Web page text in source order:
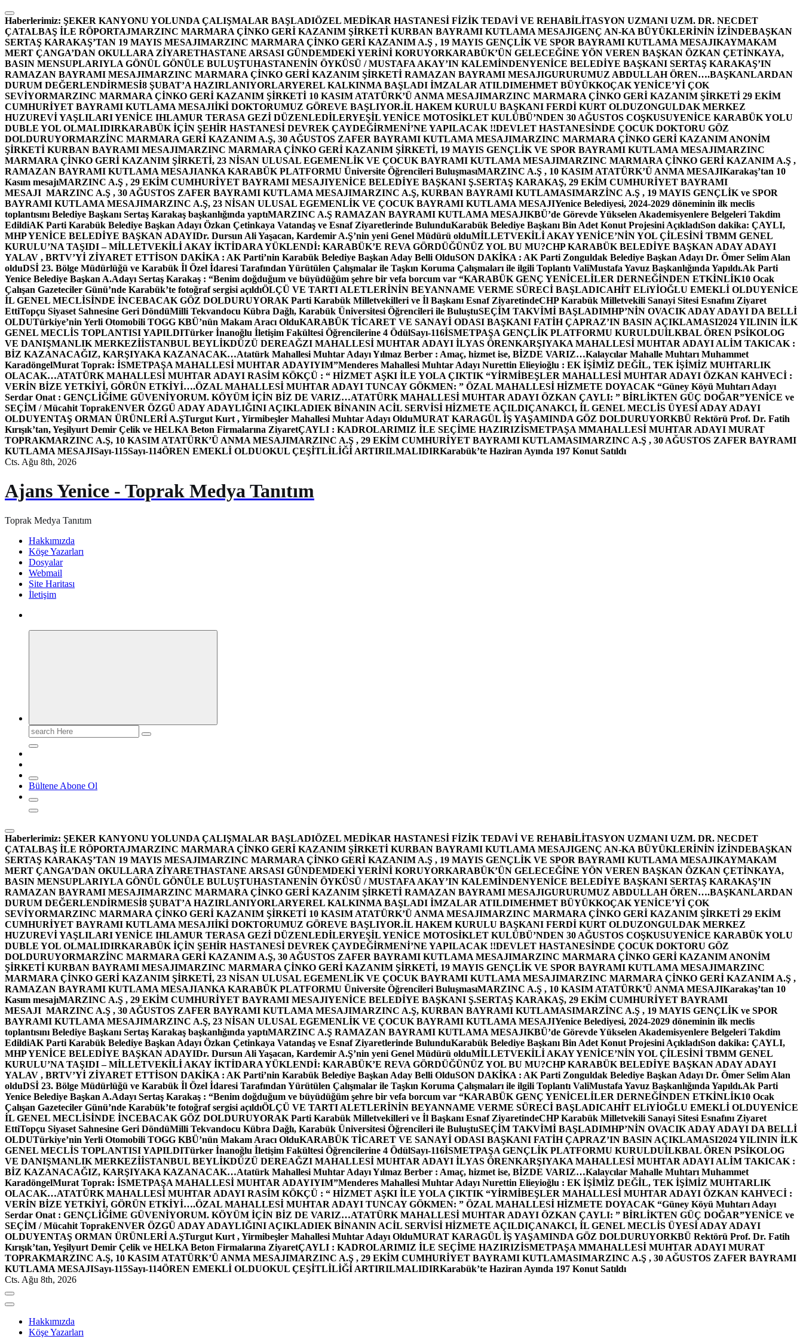
İçeriğe
atla
Haberlerimiz: ŞEKER KANYONU YOLUNDA ÇALIŞMALAR BAŞLADIÖZEL MEDİKAR HASTANESİ FİZİK TEDAVİ VE REHABİLİTASYON UZMANI UZM. DR. NECDET
ÇATALBAŞ İLE RÖPORTAJMARZINC MARMARA ÇİNKO GERİ KAZANIM ŞİRKETİ KURBAN BAYRAMI KUTLAMA MESAJIGENÇ AN-KA BÜYÜKLERİNİN İZİNDEBAŞKAN
SERTAŞ KARAKAŞ’TAN 19 MAYIS MESAJIMARZINC MARMARA ÇİNKO GERİ KAZANIM A.Ş , 19 MAYIS GENÇLİK VE SPOR BAYRAMI KUTLAMA MESAJIKAYMAKAM
MERT ÇANGA’DAN OKULLARA ZİYARETHASTANE ARSASI GÜNDEMDEKİ YERİNİ KORUYORKARABÜK’ÜN GELECEĞİNE YÖN VEREN BAŞKAN ÖZKAN ÇETİNKAYA,
BASIN MENSUPLARIYLA GÖNÜL GÖNÜLE BULUŞTUHASTANENİN ÖYKÜSÜ / MUSTAFA AKAY’IN KALEMİNDENYENİCE BELEDİYE BAŞKANI SERTAŞ KARAKAŞ’IN
RAMAZAN BAYRAMI MESAJIMARZINC MARMARA ÇİNKO GERİ KAZANIM ŞİRKETİ RAMAZAN BAYRAMI MESAJIGURURUMUZ ABDULLAH ÖREN….BAŞKANLARDAN
DURUM DEĞERLENDİRMESİ8 ŞUBAT’A HAZIRLANIYORLARYEREL KALKINMA BAŞLADI İMZALAR ATILDIMEHMET BÜYÜKKOÇAK YENİCE’Yİ ÇOK
SEVİYORMARZINC MARMARA ÇİNKO GERİ KAZANIM ŞİRKETİ 10 KASIM ATATÜRK’Ü ANMA MESAJIMARZINC MARMARA ÇİNKO GERİ KAZANIM ŞİRKETİ 29 EKİM
CUMHURİYET BAYRAMI KUTLAMA MESAJIİKİ DOKTORUMUZ GÖREVE BAŞLIYOR.İL HAKEM KURULU BAŞKANI FERDİ KURT OLDUZONGULDAK MERKEZ
HUZUREVİ YAŞLILARI YENİCE IHLAMUR TERASA GEZİ DÜZENLEDİLERYEŞİL YENİCE MOTOSİKLET KULÜBÜ’NDEN 30 AĞUSTOS COŞKUSUYENİCE KARABÜK YOLU
DUBLE YOL OLMALIDIRKARABÜK İÇİN ŞEHİR HASTANESİ DEVREK ÇAYDEĞİRMENİ’NE YAPILACAK !!DEVLET HASTANESİNDE ÇOCUK DOKTORU GÖZ
DOLDURUYORMARZİNC MARMARA GERİ KAZANIM A.Ş, 30 AĞUSTOS ZAFER BAYRAMI KUTLAMA MESAJIMARZINC MARMARA ÇİNKO GERİ KAZANIM ANONİM
ŞİRKETİ KURBAN BAYRAMI MESAJIMARZINC MARMARA ÇİNKO GERİ KAZANIM ŞİRKETİ, 19 MAYIS GENÇLİK VE SPOR BAYRAMI KUTLAMA MESAJIMARZINC
MARMARA ÇİNKO GERİ KAZANIM ŞİRKETİ, 23 NİSAN ULUSAL EGEMENLİK VE ÇOCUK BAYRAMI KUTLAMA MESAJIMARZINC MARMARA ÇİNKO GERİ KAZANIM A.Ş ,
RAMAZAN BAYRAMI KUTLAMA MESAJIANKA KARABÜK PLATFORMU Üniversite Öğrencileri BuluşmasıMARZINC A.Ş , 10 KASIM ATATÜRK’Ü ANMA MESAJIKarakaş’tan 10
Kasım mesajıMARZINC A.Ş , 29 EKİM CUMHURİYET BAYRAMI MESAJIYENİCE BELEDİYE BAŞKANI Ş.SERTAŞ KARAKAŞ, 29 EKİM CUMHURİYET BAYRAMI
MESAJI MARZINC A.Ş , 30 AĞUSTOS ZAFER BAYRAMI KUTLAMA MESAJIMARZINC A.Ş, KURBAN BAYRAMI KUTLAMASIMARZİNC A.Ş , 19 MAYIS GENÇLİK ve SPOR
BAYRAMI KUTLAMA MESAJIMARZINC A.Ş, 23 NİSAN ULUSAL EGEMENLİK VE ÇOCUK BAYRAMI KUTLAMA MESAJIYenice Belediyesi, 2024-2029 döneminin ilk meclis
toplantısını Belediye Başkanı Sertaş Karakaş başkanlığında yaptıMARZINC A.Ş RAMAZAN BAYRAMI KUTLAMA MESAJIKBÜ’de Görevde Yükselen Akademisyenlere Belgeleri Takdim
EdildiAK Parti Karabük Belediye Başkan Adayı Özkan Çetinkaya Vatandaş ve Esnaf Ziyaretlerinde BulunduKarabük Belediye Başkanı Bin Adet Konut Projesini AçıkladıSon dakika: ÇAYLI,
MHP YENİCE BELEDİYE BAŞKAN ADAYIDr. Dursun Ali Yaşacan, Kardemir A.Ş’nin yeni Genel Müdürü olduMİLLETVEKİLİ AKAY YENİCE’NİN YOL ÇİLESİNİ TBMM GENEL
KURULU’NA TAŞIDI – MİLLETVEKİLİ AKAY İKTİDARA YÜKLENDİ: KARABÜK’E REVA GÖRDÜĞÜNÜZ YOL BU MU?CHP KARABÜK BELEDİYE BAŞKAN ADAY ADAYI
YALAV , BRTV’Yİ ZİYARET ETTİSON DAKİKA : AK Parti’nin Karabük Belediye Başkan Aday Belli OlduSON DAKİKA : AK Parti Zonguldak Belediye Başkan Adayı Dr. Ömer Selim Alan
olduDSİ 23. Bölge Müdürlüğü ve Karabük İl Özel İdaresi Tarafından Yürütülen Çalışmalar ile Taşkın Koruma Çalışmaları ile ilgili Toplantı ValiMustafa Yavuz Başkanlığında Yapıldı.Ak Parti
Yenice Belediye Başkan A.Adayı Sertaş Karakaş : “Benim doğduğum ve büyüdüğüm şehre bir vefa borcum var “KARABÜK GENÇ YENİCELİLER DERNEĞİNDEN ETKİNLİK10 Ocak
Çalışan Gazeteciler Günü’nde Karabük’te fotoğraf sergisi açıldıÖLÇÜ VE TARTI ALETLERİNİN BEYANNAME VERME SÜRECİ BAŞLADICAHİT ELiYİOĞLU EMEKLİ OLDUYENİCE
İL GENEL MECLİSİNDE İNCEBACAK GÖZ DOLDURUYORAK Parti Karabük Milletvekilleri ve İl Başkanı Esnaf ZiyaretindeCHP Karabük Milletvekili Sanayi Sitesi Esnafını Ziyaret
EttiTopçu Siyaset Sahnesine Geri DöndüMilli Tekvandocu Kübra Dağlı, Karabük Üniversitesi Öğrencileri ile BuluştuSEÇİM TAKVİMİ BAŞLADIMHP’NİN OVACIK ADAY ADAYI DA BELLİ
OLDUTürkiye’nin Yerli Otomobili TOGG KBÜ’nün Makam Aracı OlduKARABÜK TİCARET VE SANAYİ ODASI BAŞKANI FATİH ÇAPRAZ’IN BASIN AÇIKLAMASI2024 YILININ İLK
GENEL MECLİS TOPLANTISI YAPILDITürker İnanoğlu İletişim Fakültesi Öğrencilerine 4 ÖdülSayı-116İSMETPAŞA GENÇLİK PLATFORMU KURULDUİLKBAL ÖREN PSİKOLOG
VE DANIŞMANLIK MERKEZİİSTANBUL BEYLİKDÜZÜ DEREAĞZI MAHALLESİ MUHTAR ADAYI İLYAS ÖRENKARŞIYAKA MAHALLESİ MUHTAR ADAYI ALİM TAKICAK :
BİZ KAZANACAĞIZ, KARŞIYAKA KAZANACAK…Atatürk Mahallesi Muhtar Adayı Yılmaz Berber : Amaç, hizmet ise, BİZDE VARIZ…Kalaycılar Mahalle Muhtarı Muhammet
KaradöngelMurat Toprak: İSMETPAŞA MAHALLESİ MUHTAR ADAYIYIM”Menderes Mahallesi Muhtar Adayı Nurettin Elieyioğlu : EK İŞİMİZ DEĞİL, TEK İŞİMİZ MUHTARLIK
OLACAK…ATATÜRK MAHALLESİ MUHTAR ADAYI RASİM KÖKÇÜ : “ HİZMET AŞKI İLE YOLA ÇIKTIK “YİRMİBEŞLER MAHALLESİ MUHTAR ADAYI ÖZKAN KAHVECİ :
VERİN BİZE YETKİYİ, GÖRÜN ETKİYİ….ÖZAL MAHALLESİ MUHTAR ADAYI TUNCAY GÖKMEN: ” ÖZAL MAHALLESİ HİZMETE DOYACAK “Güney Köyü Muhtarı Adayı
Serdar Onat : GENÇLİĞİME GÜVENİYORUM. KÖYÜM İÇİN BİZ DE VARIZ…ATATÜRK MAHALLESİ MUHTAR ADAYI ÖZKAN ÇAYLI: ” BİRLİKTEN GÜÇ DOĞAR”YENİCE ve
SEÇİM / Mücahit ToprakENVER ÖZGÜ ADAY ADAYLIĞINI AÇIKLADIEK BİNANIN ACİL SERVİSİ HİZMETE AÇILDIÇANAKCI, İL GENEL MECLİS ÜYESİ ADAY ADAYI
OLDUYENTAŞ ORMAN ÜRÜNLERİ A.ŞTurgut Kurt , Yirmibeşler Mahallesi Muhtar Adayı OlduMURAT KARAGÜL İŞ YAŞAMINDA GÖZ DOLDURUYORKBÜ Rektörü Prof. Dr. Fatih
Kırışık’tan, Yeşilyurt Demir Çelik ve HELKA Beton Firmalarına ZiyaretÇAYLI : KADROLARIMIZ İLE SEÇİME HAZIRIZİSMETPAŞA MMAHALLESİ MUHTAR ADAYI MURAT
TOPRAKMARZINC A.Ş, 10 KASIM ATATÜRK’Ü ANMA MESAJIMARZINC A.Ş , 29 EKİM CUMHURİYET BAYRAMI KUTLAMASIMARZINC A.Ş , 30 AĞUSTOS ZAFER BAYRAMI
KUTLAMA MESAJISayı-115Sayı-114ÖREN EMEKLİ OLDUOKUL ÇEŞİTLİLİĞİ ARTIRILMALIDIRKarabük’te Haziran Ayında 197 Konut Satıldı
Cts. Ağu 8th, 2026
Ajans Yenice - Toprak Medya Tanıtım
Toprak Medya Tanıtım
Hakkımızda
Köşe Yazarları
Dosyalar
Webmail
Site Haritası
İletişim
Search
for:
Bültene Abone Ol
Haberlerimiz: ŞEKER KANYONU YOLUNDA ÇALIŞMALAR BAŞLADIÖZEL MEDİKAR HASTANESİ FİZİK TEDAVİ VE REHABİLİTASYON UZMANI UZM. DR. NECDET
ÇATALBAŞ İLE RÖPORTAJMARZINC MARMARA ÇİNKO GERİ KAZANIM ŞİRKETİ KURBAN BAYRAMI KUTLAMA MESAJIGENÇ AN-KA BÜYÜKLERİNİN İZİNDEBAŞKAN
SERTAŞ KARAKAŞ’TAN 19 MAYIS MESAJIMARZINC MARMARA ÇİNKO GERİ KAZANIM A.Ş , 19 MAYIS GENÇLİK VE SPOR BAYRAMI KUTLAMA MESAJIKAYMAKAM
MERT ÇANGA’DAN OKULLARA ZİYARETHASTANE ARSASI GÜNDEMDEKİ YERİNİ KORUYORKARABÜK’ÜN GELECEĞİNE YÖN VEREN BAŞKAN ÖZKAN ÇETİNKAYA,
BASIN MENSUPLARIYLA GÖNÜL GÖNÜLE BULUŞTUHASTANENİN ÖYKÜSÜ / MUSTAFA AKAY’IN KALEMİNDENYENİCE BELEDİYE BAŞKANI SERTAŞ KARAKAŞ’IN
RAMAZAN BAYRAMI MESAJIMARZINC MARMARA ÇİNKO GERİ KAZANIM ŞİRKETİ RAMAZAN BAYRAMI MESAJIGURURUMUZ ABDULLAH ÖREN….BAŞKANLARDAN
DURUM DEĞERLENDİRMESİ8 ŞUBAT’A HAZIRLANIYORLARYEREL KALKINMA BAŞLADI İMZALAR ATILDIMEHMET BÜYÜKKOÇAK YENİCE’Yİ ÇOK
SEVİYORMARZINC MARMARA ÇİNKO GERİ KAZANIM ŞİRKETİ 10 KASIM ATATÜRK’Ü ANMA MESAJIMARZINC MARMARA ÇİNKO GERİ KAZANIM ŞİRKETİ 29 EKİM
CUMHURİYET BAYRAMI KUTLAMA MESAJIİKİ DOKTORUMUZ GÖREVE BAŞLIYOR.İL HAKEM KURULU BAŞKANI FERDİ KURT OLDUZONGULDAK MERKEZ
HUZUREVİ YAŞLILARI YENİCE IHLAMUR TERASA GEZİ DÜZENLEDİLERYEŞİL YENİCE MOTOSİKLET KULÜBÜ’NDEN 30 AĞUSTOS COŞKUSUYENİCE KARABÜK YOLU
DUBLE YOL OLMALIDIRKARABÜK İÇİN ŞEHİR HASTANESİ DEVREK ÇAYDEĞİRMENİ’NE YAPILACAK !!DEVLET HASTANESİNDE ÇOCUK DOKTORU GÖZ
DOLDURUYORMARZİNC MARMARA GERİ KAZANIM A.Ş, 30 AĞUSTOS ZAFER BAYRAMI KUTLAMA MESAJIMARZINC MARMARA ÇİNKO GERİ KAZANIM ANONİM
ŞİRKETİ KURBAN BAYRAMI MESAJIMARZINC MARMARA ÇİNKO GERİ KAZANIM ŞİRKETİ, 19 MAYIS GENÇLİK VE SPOR BAYRAMI KUTLAMA MESAJIMARZINC
MARMARA ÇİNKO GERİ KAZANIM ŞİRKETİ, 23 NİSAN ULUSAL EGEMENLİK VE ÇOCUK BAYRAMI KUTLAMA MESAJIMARZINC MARMARA ÇİNKO GERİ KAZANIM A.Ş ,
RAMAZAN BAYRAMI KUTLAMA MESAJIANKA KARABÜK PLATFORMU Üniversite Öğrencileri BuluşmasıMARZINC A.Ş , 10 KASIM ATATÜRK’Ü ANMA MESAJIKarakaş’tan 10
Kasım mesajıMARZINC A.Ş , 29 EKİM CUMHURİYET BAYRAMI MESAJIYENİCE BELEDİYE BAŞKANI Ş.SERTAŞ KARAKAŞ, 29 EKİM CUMHURİYET BAYRAMI
MESAJI MARZINC A.Ş , 30 AĞUSTOS ZAFER BAYRAMI KUTLAMA MESAJIMARZINC A.Ş, KURBAN BAYRAMI KUTLAMASIMARZİNC A.Ş , 19 MAYIS GENÇLİK ve SPOR
BAYRAMI KUTLAMA MESAJIMARZINC A.Ş, 23 NİSAN ULUSAL EGEMENLİK VE ÇOCUK BAYRAMI KUTLAMA MESAJIYenice Belediyesi, 2024-2029 döneminin ilk meclis
toplantısını Belediye Başkanı Sertaş Karakaş başkanlığında yaptıMARZINC A.Ş RAMAZAN BAYRAMI KUTLAMA MESAJIKBÜ’de Görevde Yükselen Akademisyenlere Belgeleri Takdim
EdildiAK Parti Karabük Belediye Başkan Adayı Özkan Çetinkaya Vatandaş ve Esnaf Ziyaretlerinde BulunduKarabük Belediye Başkanı Bin Adet Konut Projesini AçıkladıSon dakika: ÇAYLI,
MHP YENİCE BELEDİYE BAŞKAN ADAYIDr. Dursun Ali Yaşacan, Kardemir A.Ş’nin yeni Genel Müdürü olduMİLLETVEKİLİ AKAY YENİCE’NİN YOL ÇİLESİNİ TBMM GENEL
KURULU’NA TAŞIDI – MİLLETVEKİLİ AKAY İKTİDARA YÜKLENDİ: KARABÜK’E REVA GÖRDÜĞÜNÜZ YOL BU MU?CHP KARABÜK BELEDİYE BAŞKAN ADAY ADAYI
YALAV , BRTV’Yİ ZİYARET ETTİSON DAKİKA : AK Parti’nin Karabük Belediye Başkan Aday Belli OlduSON DAKİKA : AK Parti Zonguldak Belediye Başkan Adayı Dr. Ömer Selim Alan
olduDSİ 23. Bölge Müdürlüğü ve Karabük İl Özel İdaresi Tarafından Yürütülen Çalışmalar ile Taşkın Koruma Çalışmaları ile ilgili Toplantı ValiMustafa Yavuz Başkanlığında Yapıldı.Ak Parti
Yenice Belediye Başkan A.Adayı Sertaş Karakaş : “Benim doğduğum ve büyüdüğüm şehre bir vefa borcum var “KARABÜK GENÇ YENİCELİLER DERNEĞİNDEN ETKİNLİK10 Ocak
Çalışan Gazeteciler Günü’nde Karabük’te fotoğraf sergisi açıldıÖLÇÜ VE TARTI ALETLERİNİN BEYANNAME VERME SÜRECİ BAŞLADICAHİT ELiYİOĞLU EMEKLİ OLDUYENİCE
İL GENEL MECLİSİNDE İNCEBACAK GÖZ DOLDURUYORAK Parti Karabük Milletvekilleri ve İl Başkanı Esnaf ZiyaretindeCHP Karabük Milletvekili Sanayi Sitesi Esnafını Ziyaret
EttiTopçu Siyaset Sahnesine Geri DöndüMilli Tekvandocu Kübra Dağlı, Karabük Üniversitesi Öğrencileri ile BuluştuSEÇİM TAKVİMİ BAŞLADIMHP’NİN OVACIK ADAY ADAYI DA BELLİ
OLDUTürkiye’nin Yerli Otomobili TOGG KBÜ’nün Makam Aracı OlduKARABÜK TİCARET VE SANAYİ ODASI BAŞKANI FATİH ÇAPRAZ’IN BASIN AÇIKLAMASI2024 YILININ İLK
GENEL MECLİS TOPLANTISI YAPILDITürker İnanoğlu İletişim Fakültesi Öğrencilerine 4 ÖdülSayı-116İSMETPAŞA GENÇLİK PLATFORMU KURULDUİLKBAL ÖREN PSİKOLOG
VE DANIŞMANLIK MERKEZİİSTANBUL BEYLİKDÜZÜ DEREAĞZI MAHALLESİ MUHTAR ADAYI İLYAS ÖRENKARŞIYAKA MAHALLESİ MUHTAR ADAYI ALİM TAKICAK :
BİZ KAZANACAĞIZ, KARŞIYAKA KAZANACAK…Atatürk Mahallesi Muhtar Adayı Yılmaz Berber : Amaç, hizmet ise, BİZDE VARIZ…Kalaycılar Mahalle Muhtarı Muhammet
KaradöngelMurat Toprak: İSMETPAŞA MAHALLESİ MUHTAR ADAYIYIM”Menderes Mahallesi Muhtar Adayı Nurettin Elieyioğlu : EK İŞİMİZ DEĞİL, TEK İŞİMİZ MUHTARLIK
OLACAK…ATATÜRK MAHALLESİ MUHTAR ADAYI RASİM KÖKÇÜ : “ HİZMET AŞKI İLE YOLA ÇIKTIK “YİRMİBEŞLER MAHALLESİ MUHTAR ADAYI ÖZKAN KAHVECİ :
VERİN BİZE YETKİYİ, GÖRÜN ETKİYİ….ÖZAL MAHALLESİ MUHTAR ADAYI TUNCAY GÖKMEN: ” ÖZAL MAHALLESİ HİZMETE DOYACAK “Güney Köyü Muhtarı Adayı
Serdar Onat : GENÇLİĞİME GÜVENİYORUM. KÖYÜM İÇİN BİZ DE VARIZ…ATATÜRK MAHALLESİ MUHTAR ADAYI ÖZKAN ÇAYLI: ” BİRLİKTEN GÜÇ DOĞAR”YENİCE ve
SEÇİM / Mücahit ToprakENVER ÖZGÜ ADAY ADAYLIĞINI AÇIKLADIEK BİNANIN ACİL SERVİSİ HİZMETE AÇILDIÇANAKCI, İL GENEL MECLİS ÜYESİ ADAY ADAYI
OLDUYENTAŞ ORMAN ÜRÜNLERİ A.ŞTurgut Kurt , Yirmibeşler Mahallesi Muhtar Adayı OlduMURAT KARAGÜL İŞ YAŞAMINDA GÖZ DOLDURUYORKBÜ Rektörü Prof. Dr. Fatih
Kırışık’tan, Yeşilyurt Demir Çelik ve HELKA Beton Firmalarına ZiyaretÇAYLI : KADROLARIMIZ İLE SEÇİME HAZIRIZİSMETPAŞA MMAHALLESİ MUHTAR ADAYI MURAT
TOPRAKMARZINC A.Ş, 10 KASIM ATATÜRK’Ü ANMA MESAJIMARZINC A.Ş , 29 EKİM CUMHURİYET BAYRAMI KUTLAMASIMARZINC A.Ş , 30 AĞUSTOS ZAFER BAYRAMI
KUTLAMA MESAJISayı-115Sayı-114ÖREN EMEKLİ OLDUOKUL ÇEŞİTLİLİĞİ ARTIRILMALIDIRKarabük’te Haziran Ayında 197 Konut Satıldı
Cts. Ağu 8th, 2026
Hakkımızda
Köşe Yazarları